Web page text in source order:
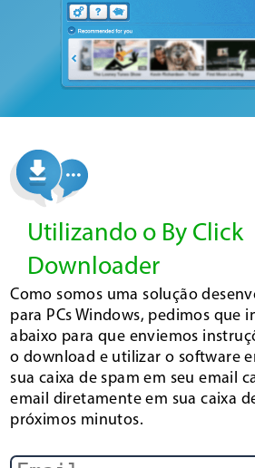
Utilizando o By Click
Downloader
Como somos uma solução
para PCs Windows, pedimos que
abaixo para que enviemos
o download e utilizar o software
sua caixa de spam em seu email
email diretamente em sua caixa
próximos minutos.